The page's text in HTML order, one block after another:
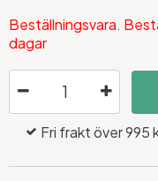
Beställningsvara.
dagar
Fri frakt över 995